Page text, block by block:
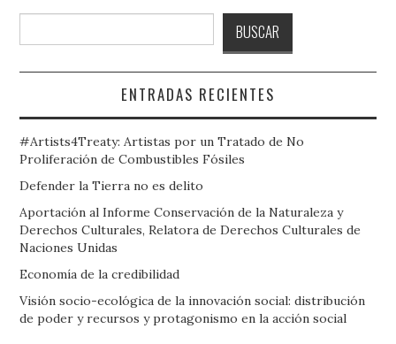
BUSCAR
ENTRADAS RECIENTES
#Artists4Treaty: Artistas por un Tratado de No
Proliferación de Combustibles Fósiles
Defender la Tierra no es delito
Aportación al Informe Conservación de la Naturaleza y
Derechos Culturales, Relatora de Derechos Culturales de
Naciones Unidas
Economía de la credibilidad
Visión socio-ecológica de la innovación social: distribución
de poder y recursos y protagonismo en la acción social